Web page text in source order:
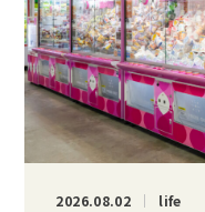
2026.08.02 life